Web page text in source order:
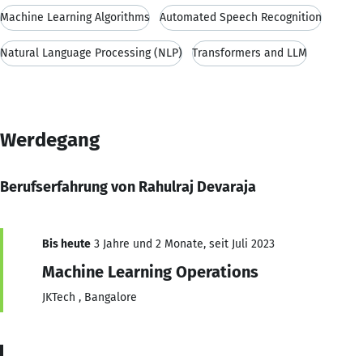
Machine Learning Algorithms Automated Speech Recognition
Natural Language Processing (NLP) Transformers and LLM
Werdegang
Berufserfahrung von Rahulraj Devaraja
Bis heute 3 Jahre und 2 Monate, seit Juli 2023
Machine Learning Operations
JKTech , Bangalore